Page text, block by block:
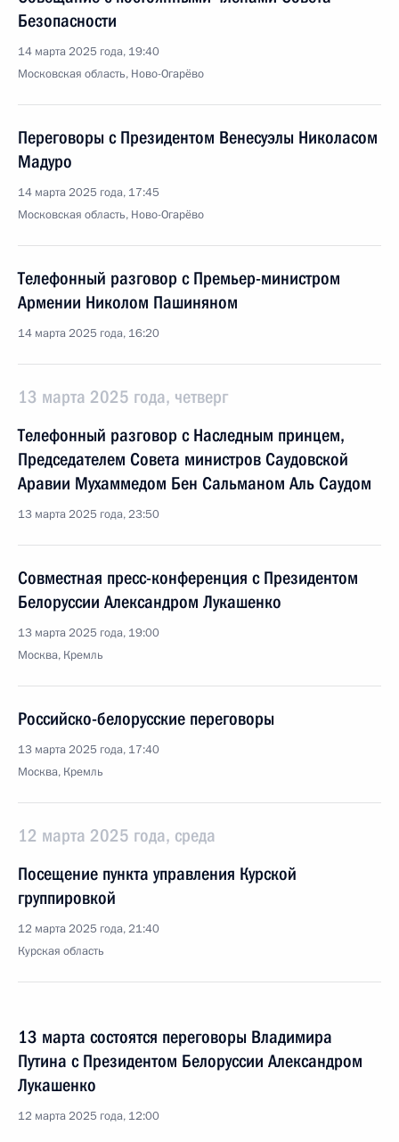
Безопасности
14 марта 2025 года, 19:40
Московская область, Ново-Огарёво
Переговоры с Президентом Венесуэлы Николасом
Мадуро
14 марта 2025 года, 17:45
Московская область, Ново-Огарёво
Телефонный разговор с Премьер-министром
Армении Николом Пашиняном
14 марта 2025 года, 16:20
13 марта 2025 года, четверг
Телефонный разговор с Наследным принцем,
Председателем Совета министров Саудовской
Аравии Мухаммедом Бен Сальманом Аль Саудом
13 марта 2025 года, 23:50
Совместная пресс-конференция с Президентом
Белоруссии Александром Лукашенко
13 марта 2025 года, 19:00
Москва, Кремль
Российско-белорусские переговоры
13 марта 2025 года, 17:40
Москва, Кремль
12 марта 2025 года, среда
Посещение пункта управления Курской
группировкой
12 марта 2025 года, 21:40
Курская область
13 марта состоятся переговоры Владимира
Путина с Президентом Белоруссии Александром
Лукашенко
12 марта 2025 года, 12:00